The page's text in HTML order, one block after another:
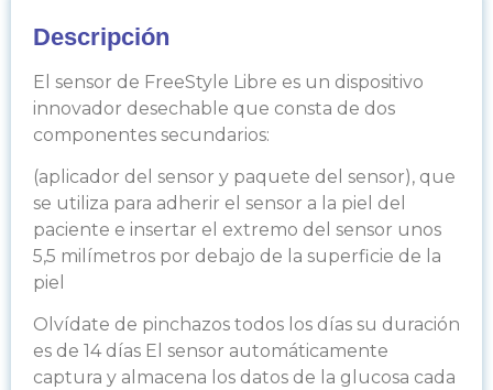
Descripción
El sensor de FreeStyle Libre es un dispositivo
innovador desechable que consta de dos
componentes secundarios:
(aplicador del sensor y paquete del sensor), que
se utiliza para adherir el sensor a la piel del
paciente e insertar el extremo del sensor unos
5,5 milímetros por debajo de la superficie de la
piel
Olvídate de pinchazos todos los días su duración
es de 14 días El sensor automáticamente
captura y almacena los datos de la glucosa cada